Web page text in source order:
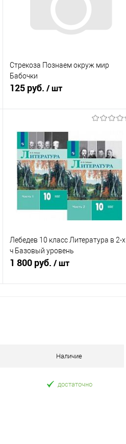
Стрекоза Познаем окруж мир
Бабочки
125 руб. / шт
Купить в 1 клик
К сравнению
В избранное
Недоступно
Лебедев 10 класс Литература в 2-х
ч Базовый уровень
1 800 руб. / шт
Наличие
достаточно